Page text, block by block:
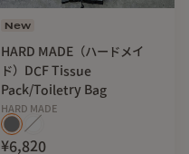
New
HARD MADE（ハードメイ
ド）DCF Tissue
Pack/Toiletry Bag
HARD MADE
¥6,820